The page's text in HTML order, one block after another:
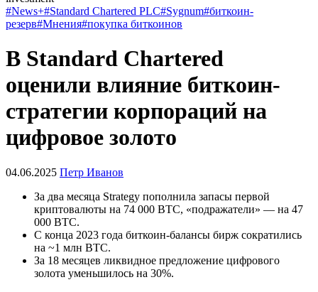
#News+#Standard Chartered PLC#Sygnum#биткоин-
резерв#Мнения#покупка биткоинов
В Standard Chartered
оценили влияние биткоин-
стратегии корпораций на
цифровое золото
04.06.2025 Петр Иванов
За два месяца Strategy пополнила запасы первой
криптовалюты на 74 000 BTC, «подражатели» — на 47
000 BTC.
С конца 2023 года биткоин-балансы бирж сократились
на ~1 млн BTC.
За 18 месяцев ликвидное предложение цифрового
золота уменьшилось на 30%.